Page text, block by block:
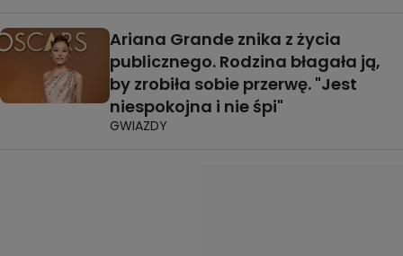
Ariana Grande znika z życia
publicznego. Rodzina błagała ją,
by zrobiła sobie przerwę. "Jest
niespokojna i nie śpi"
GWIAZDY